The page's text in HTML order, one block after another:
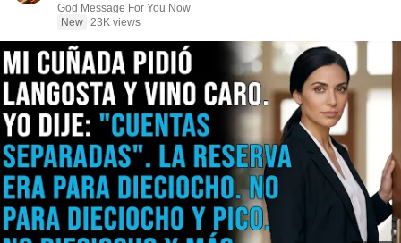
God Message For You Now
New 23K views